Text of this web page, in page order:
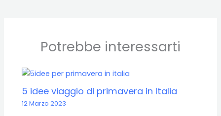
Potrebbe interessarti
5 idee viaggio di primavera in Italia
12 Marzo 2023